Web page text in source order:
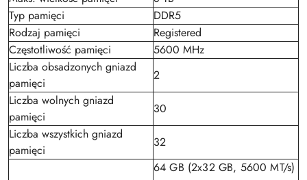
Typ pamięci
DDR5
Rodzaj pamięci
Registered
Częstotliwość pamięci
5600 MHz
Liczba obsadzonych gniazd
pamięci
2
Liczba wolnych gniazd
pamięci
30
Liczba wszystkich gniazd
pamięci
32
64 GB (2x32 GB, 5600 MT/s)